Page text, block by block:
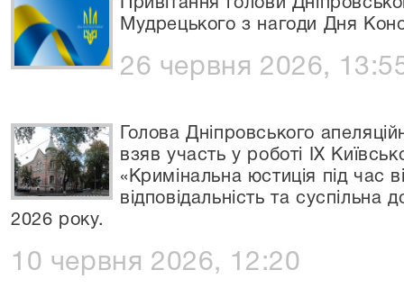
Привітання голови
Мудрецького з нагоди Дня
26 червня 2026,
Голова Дніпровського
взяв участь у роботі ІХ
«Кримінальна юстиція під час
відповідальність та суспільна
2026 року.
10 червня 2026, 12:20